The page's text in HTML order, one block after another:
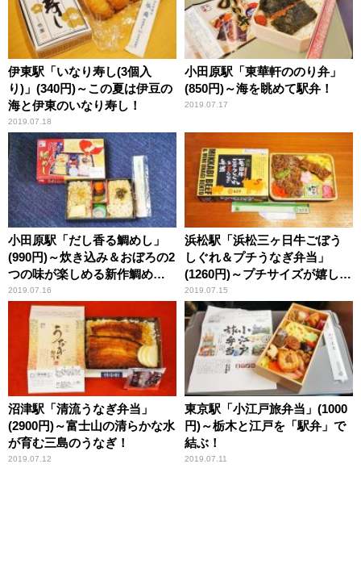
伊東駅「いなり寿し(3個入
り)」(340円)～この夏は伊豆の
海と伊東のいなり寿し！
2019.07.18
小田原駅「東華軒ののり弁」
(850円)～海を眺めて駅弁！
2019.07.17
小田原駅「だし香る鯛めし」
(990円)～炊き込み＆おぼろの2
つの味が楽しめる新作鯛め
し！
2019.07.16
浜松駅「浜松三ヶ日牛ごぼう
しぐれ＆プチうなぎ弁当」
(1260円)～プチサイズが嬉し
い！ 浜松のうなぎ
2019.07.15
沼津駅「清流うなぎ弁当」
(2900円)～富士山の清らかな水
が育む三島のうなぎ！
2019.07.12
東京駅「小江戸旅弁当」(1000
円)～栃木と江戸を「駅弁」で
結ぶ！
2019.07.11